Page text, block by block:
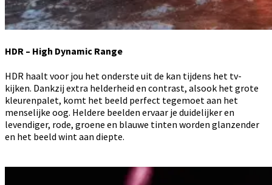
HDR – High Dynamic Range
HDR haalt voor jou het onderste uit de kan tijdens het tv-
kijken. Dankzij extra helderheid en contrast, alsook het grote
kleurenpalet, komt het beeld perfect tegemoet aan het
menselijke oog. Heldere beelden ervaar je duidelijker en
levendiger, rode, groene en blauwe tinten worden glanzender
en het beeld wint aan diepte.